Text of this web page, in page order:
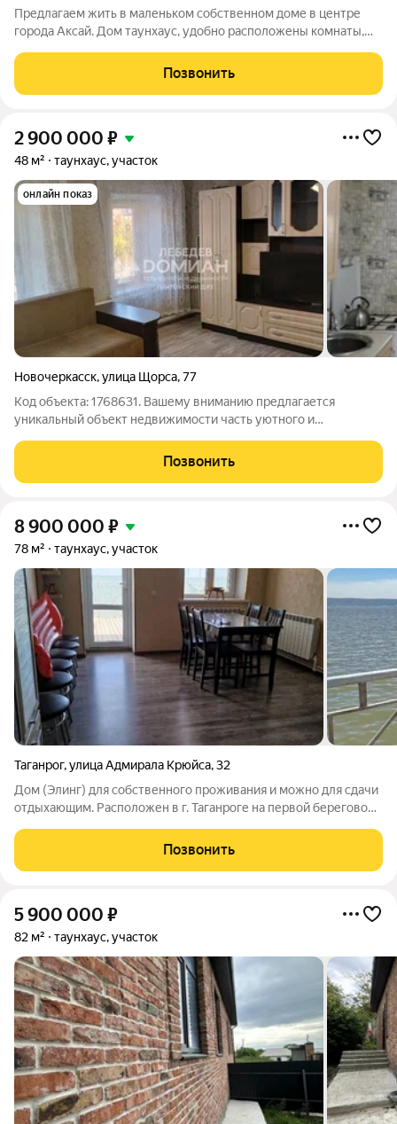
Предлагаем жить в маленьком собственном доме в центре
города Аксай. Дом таунхаус, удобно расположены комнаты,
подведён газ,счётчик. Вода соответственно в доме,выведены
все трубы под душевую, под
Позвонить
2 900 000 ₽
48 м² таунхаус, участок
онлайн показ
Новочеркасск,улица Щорса,77
Код объекта: 1768631. Вашему вниманию предлагается
уникальный объект недвижимости часть уютного и
Ростовская область, Новочеркасск, улица Щорса, . Это
идеальное место для тех, кто ищет
Позвонить
8 900 000 ₽
78 м² таунхаус, участок
Таганрог,улица Адмирала Крюйса,32
Дом (Элинг) для собственного проживания и можно для сдачи
отдыхающим. Расположен в г. Таганроге на первой береговой
совмещенный. Балкон, большая терасса. Терраса расположена
над водой,
Позвонить
5 900 000 ₽
82 м² таунхаус, участок